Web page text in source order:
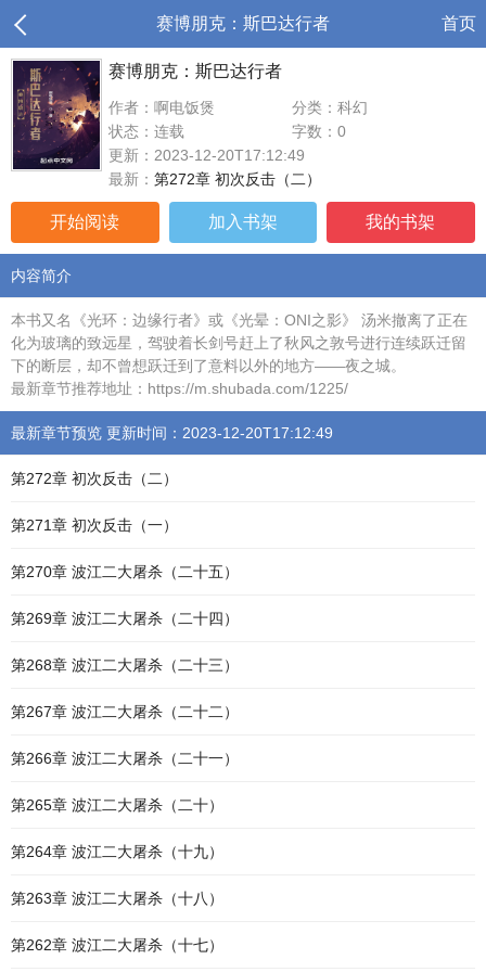
赛博朋克：斯巴达行者 首页
赛博朋克：斯巴达行者
作者：啊电饭煲
分类：科幻
状态：连载
字数：0
更新：2023-12-20T17:12:49
最新： 第272章 初次反击（二）
开始阅读 加入书架 我的书架
内容简介
本书又名《光环：边缘行者》或《光晕：ONI之影》 汤米撤离了正在
化为玻璃的致远星，驾驶着长剑号赶上了秋风之敦号进行连续跃迁留
下的断层，却不曾想跃迁到了意料以外的地方——夜之城。
最新章节推荐地址：https://m.shubada.com/1225/
最新章节预览 更新时间：2023-12-20T17:12:49
第272章 初次反击（二）
第271章 初次反击（一）
第270章 波江二大屠杀（二十五）
第269章 波江二大屠杀（二十四）
第268章 波江二大屠杀（二十三）
第267章 波江二大屠杀（二十二）
第266章 波江二大屠杀（二十一）
第265章 波江二大屠杀（二十）
第264章 波江二大屠杀（十九）
第263章 波江二大屠杀（十八）
第262章 波江二大屠杀（十七）